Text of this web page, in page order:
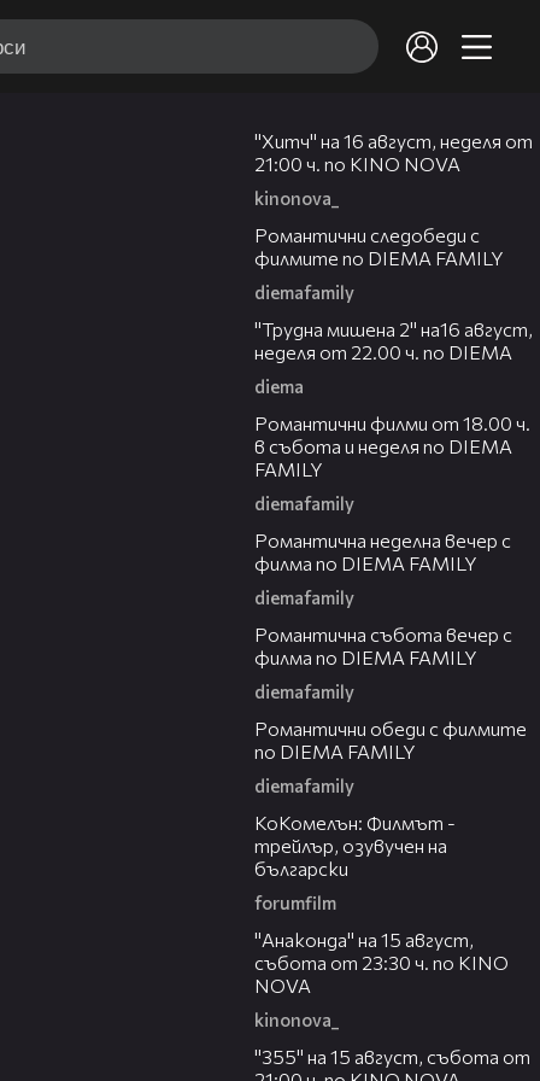
"Хитч" на 16 август, неделя от
21:00 ч. по KINO NOVA
kinonova_
Романтични следобеди с
филмите по DIEMA FAMILY
diemafamily
"Трудна мишена 2" на16 август,
неделя от 22.00 ч. по DIEMA
diema
Романтични филми от 18.00 ч.
в събота и неделя по DIEMA
FAMILY
diemafamily
Романтичнa неделна вечер с
филма по DIEMA FAMILY
diemafamily
Романтичнa събота вечер с
филма по DIEMA FAMILY
diemafamily
Романтични обеди с филмите
по DIEMA FAMILY
diemafamily
КоКомелън: Филмът -
трейлър, озувучен на
български
forumfilm
"Анаконда" на 15 август,
събота от 23:30 ч. по KINO
NOVA
kinonova_
"355" на 15 август, събота от